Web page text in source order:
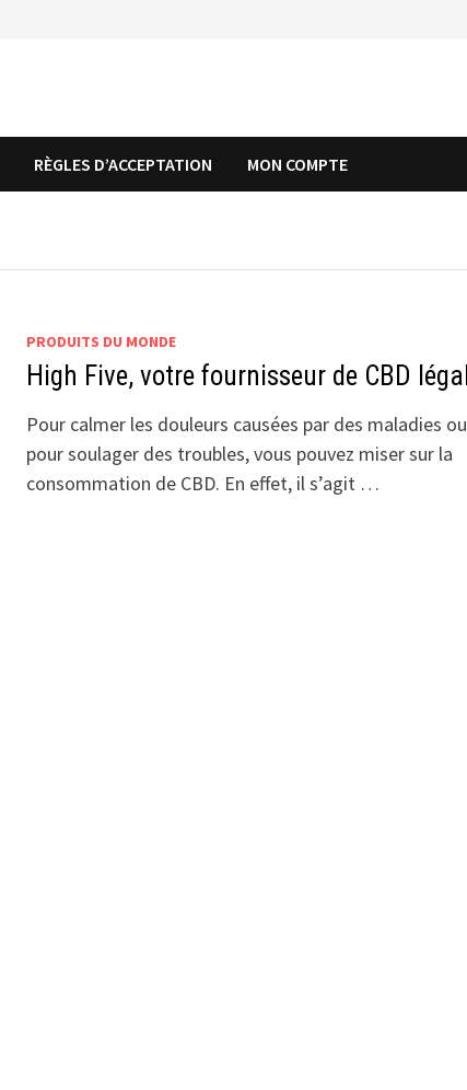
RÈGLES D’ACCEPTATION MON COMPTE
PRODUITS DU MONDE
High Five, votre fournisseur de CBD légal
Pour calmer les douleurs causées par des maladies ou
pour soulager des troubles, vous pouvez miser sur la
consommation de CBD. En effet, il s’agit …